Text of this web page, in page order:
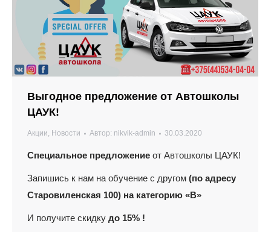
Выгодное предложение от Автошколы
ЦАУК!
Акции, Новости Автор: nikvik-admin 30.03.2020
Специальное предложение от Автошколы ЦАУК!
Запишись к нам на обучение с другом (по адресу
Старовиленская 100) на категорию «В»
И получите скидку до 15% !